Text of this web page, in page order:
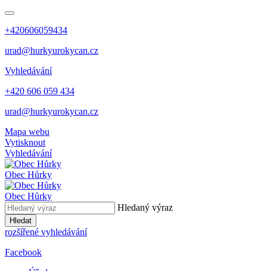
+420606059434
urad@hurkyurokycan.cz
Vyhledávání
+420 606 059 434
urad@hurkyurokycan.cz
Mapa webu
Vytisknout
Vyhledávání
Obec Hůrky
Obec Hůrky
Hledaný výraz
Hledat
rozšířené vyhledávání
Facebook